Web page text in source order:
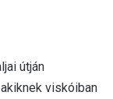
útján
viskóiban